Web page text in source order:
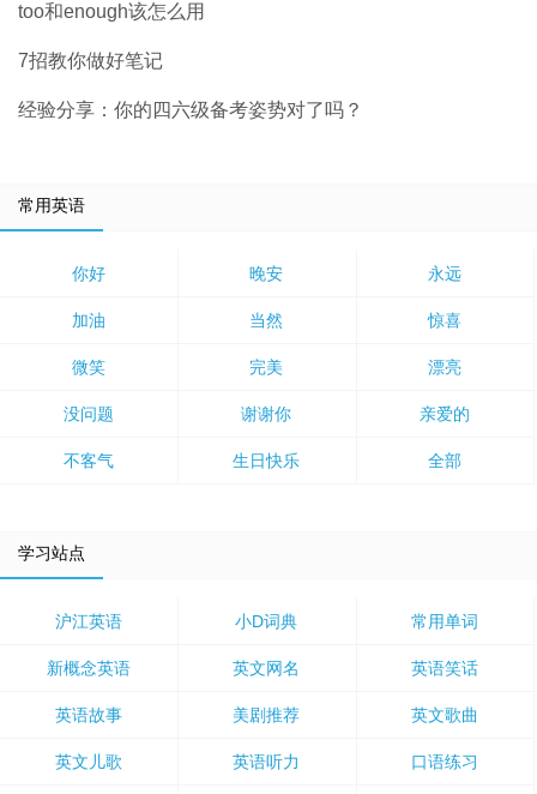
too和enough该怎么用
7招教你做好笔记
经验分享：你的四六级备考姿势对了吗？
常用英语
你好 晚安 永远
加油 当然 惊喜
微笑 完美 漂亮
没问题 谢谢你 亲爱的
不客气 生日快乐 全部
学习站点
沪江英语 小D词典 常用单词
新概念英语 英文网名 英语笑话
英语故事 美剧推荐 英文歌曲
英文儿歌 英语听力 口语练习